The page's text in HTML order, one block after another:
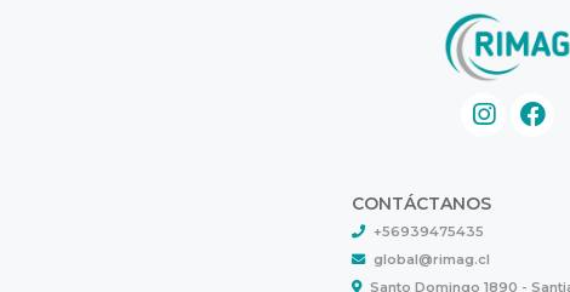
CONTÁCTANOS
+56939475435
global@rimag.cl
Santo Domingo 1890 -